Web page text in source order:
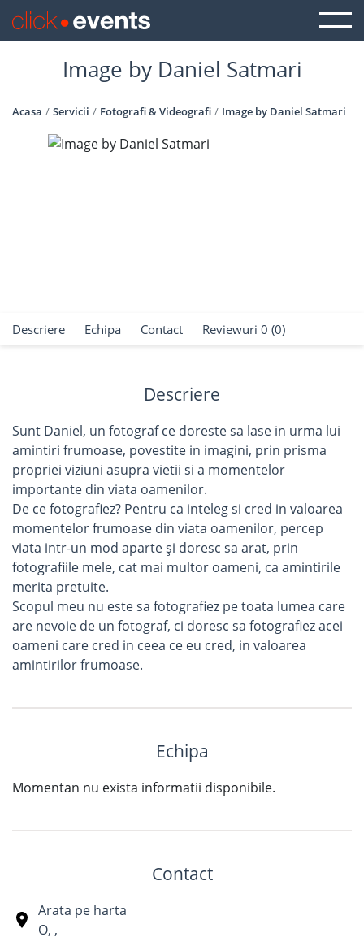
Image by Daniel Satmari
Acasa Servicii Fotografi & Videografi Image by Daniel Satmari
Descriere Echipa Contact Reviewuri 0 (0)
Descriere
Sunt Daniel, un fotograf ce doreste sa lase in urma lui
amintiri frumoase, povestite in imagini, prin prisma
propriei viziuni asupra vietii si a momentelor
importante din viata oamenilor.
De ce fotografiez? Pentru ca inteleg si cred in valoarea
momentelor frumoase din viata oamenilor, percep
viata intr-un mod aparte și doresc sa arat, prin
fotografiile mele, cat mai multor oameni, ca amintirile
merita pretuite.
Scopul meu nu este sa fotografiez pe toata lumea care
are nevoie de un fotograf, ci doresc sa fotografiez acei
oameni care cred in ceea ce eu cred, in valoarea
amintirilor frumoase.
Echipa
Momentan nu exista informatii disponibile.
Contact
Arata pe harta
O, ,